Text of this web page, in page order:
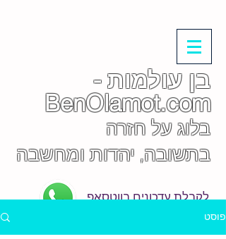
בן עולמות -
BenOlamot.com
בלוג על חזרה
בתשובה, יהדות ומחשבה
לקבלת עדכונים בווטסאפ
פוסט